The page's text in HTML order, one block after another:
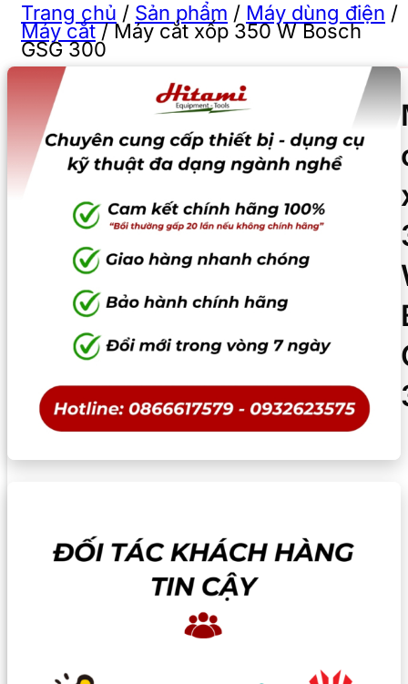
Trang chủ / Sản phẩm / Máy dùng điện /
Máy cắt/Máy cắt xốp 350 W Bosch
GSG 300